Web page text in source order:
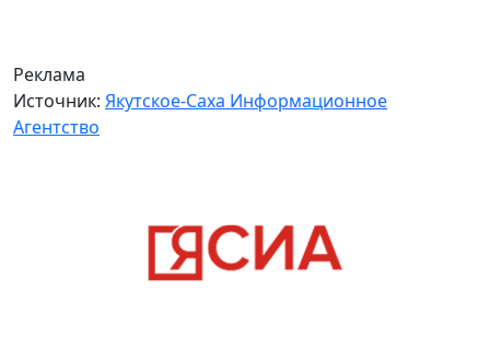
Реклама
Источник: Якутское-Саха Информационное
Агентство